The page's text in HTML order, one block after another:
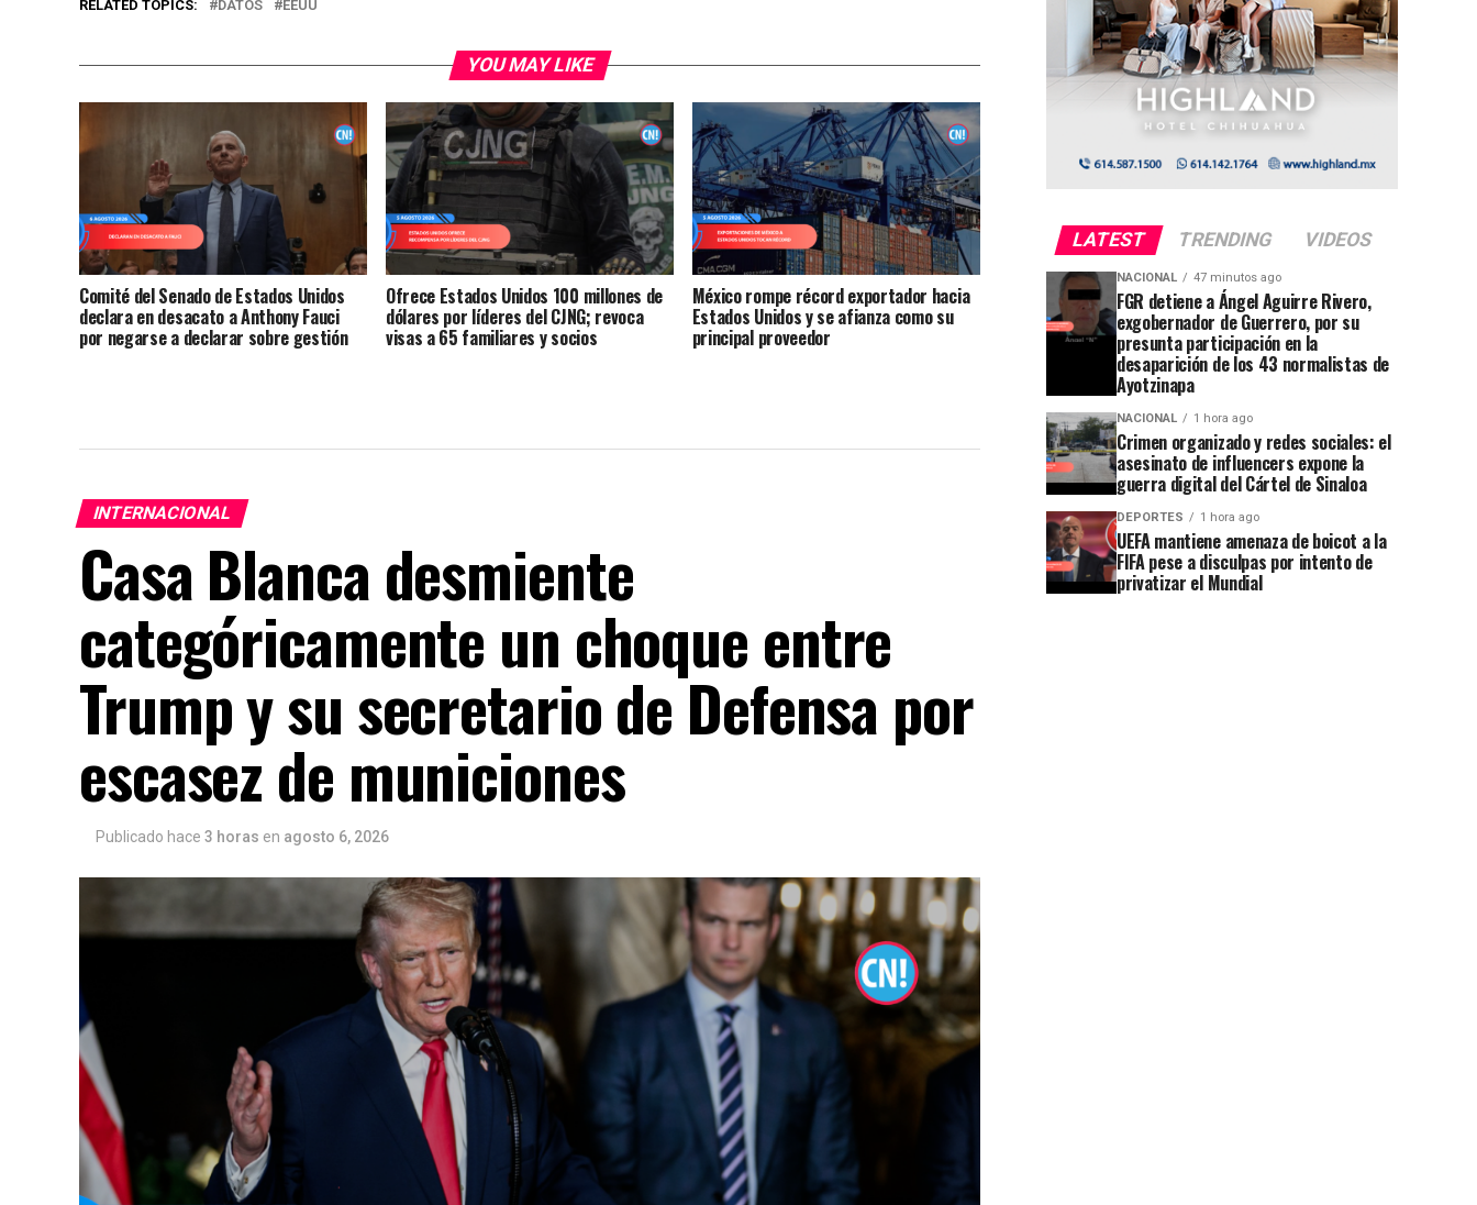
RELATED TOPICS: DATOS EEUU
YOU MAY LIKE
Comité del Senado de Estados Unidos
declara en desacato a Anthony Fauci
por negarse a declarar sobre gestión
Ofrece Estados Unidos 100 millones de
dólares por líderes del CJNG; revoca
visas a 65 familiares y socios
México rompe récord exportador hacia
Estados Unidos y se afianza como su
principal proveedor
INTERNACIONAL
Casa Blanca desmiente
categóricamente un choque entre
Trump y su secretario de Defensa por
escasez de municiones
Publicado hace 3 horas en agosto 6, 2026
LATEST TRENDING VIDEOS
NACIONAL 47 minutos ago
FGR detiene a Ángel Aguirre Rivero,
exgobernador de Guerrero, por su
presunta participación en la
desaparición de los 43 normalistas de
Ayotzinapa
NACIONAL 1 hora ago
Crimen organizado y redes sociales: el
asesinato de influencers expone la
guerra digital del Cártel de Sinaloa
DEPORTES 1 hora ago
UEFA mantiene amenaza de boicot a la
FIFA pese a disculpas por intento de
privatizar el Mundial